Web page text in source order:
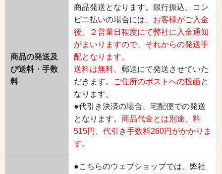
商品の発送及
び送料・手数
料
商品発送となります。銀行振込、コン
ビニ払いの場合には、 お客様がご入金
後、２営業日程度にて弊社に入金通知
がまいりますので、それからの発送手
配となります。
送料は無料 、郵送にて発送させていた
だきます。
ご住所のポストへの投函と
なります。
●代引き決済の場合、宅配便での発送
となります。 商品代金とは別途、料
515円、代引き手数料260円がかかりま
す。
●こちらのウェブショップでは、弊社